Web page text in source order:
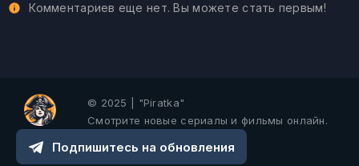
Комментариев еще нет. Вы можете стать первым!
© 2025 | "Piratka"
Смотрите новые сериалы и фильмы онлайн.
Подпишитесь на обновления